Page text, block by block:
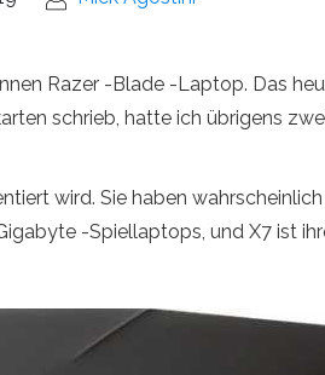
Razer -Blade -Laptop. Das
schrieb, hatte ich übrigens
wird. Sie haben
-Spiellaptops, und X7 ist